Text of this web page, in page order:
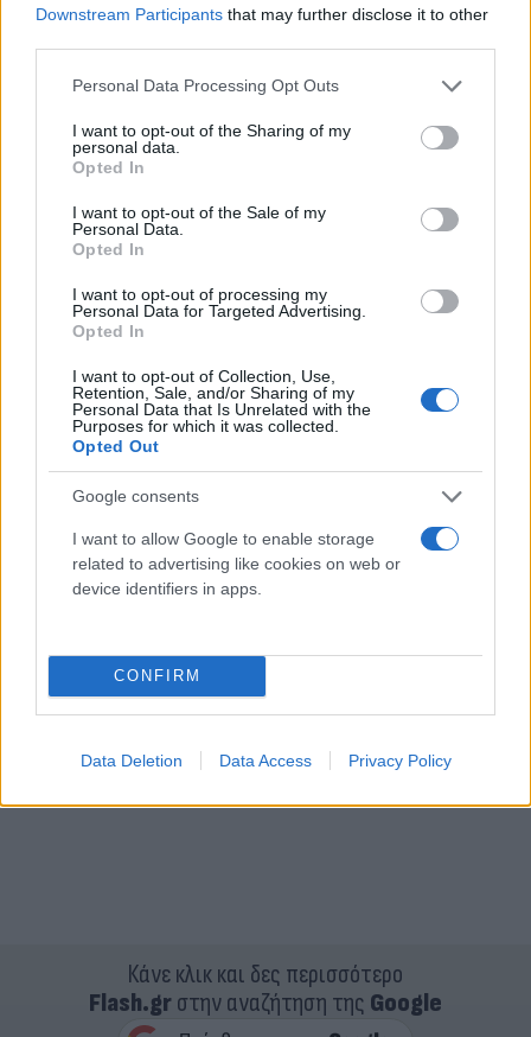
Downstream Participants that may further disclose it to other
Please note that this website/app uses one or more Google
not limited to your visit or usage behaviour. You may click to
grant or deny consent to Google and its third-party tags to
use your data for below specified purposes in below Google
consent section.
Personal Data Processing Opt Outs
I want to opt-out of the Sharing of my
personal data.
Opted In
I want to opt-out of the Sale of my
Personal Data.
Opted In
I want to opt-out of processing my
Personal Data for Targeted Advertising.
Opted In
I want to opt-out of Collection, Use,
Retention, Sale, and/or Sharing of my
Personal Data that Is Unrelated with the
Purposes for which it was collected.
Opted Out
Google consents
I want to allow Google to enable storage
related to advertising like cookies on web or
device identifiers in apps.
CONFIRM
Data Deletion Data Access Privacy Policy
Κάνε κλικ και δες περισσότερο
Flash.grστην αναζήτηση της Google